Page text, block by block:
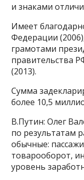
и знаками
Имеет
Федерации
грамотами
правительства
(2013).
Сумма
более 10,5
В.Путин: Олег
по результатам
обычные:
товарооборот,
уровень